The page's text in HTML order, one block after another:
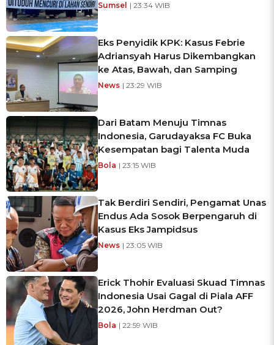
Sumsel | 23:34 WIB
Eks Penyidik KPK: Kasus Febrie
Adriansyah Harus Dikembangkan
ke Atas, Bawah, dan Samping
News | 23:29 WIB
Dari Batam Menuju Timnas
Indonesia, Garudayaksa FC Buka
Kesempatan bagi Talenta Muda
Bola | 23:15 WIB
Tak Berdiri Sendiri, Pengamat Unas
Endus Ada Sosok Berpengaruh di
Kasus Eks Jampidsus
News | 23:05 WIB
Erick Thohir Evaluasi Skuad Timnas
Indonesia Usai Gagal di Piala AFF
2026, John Herdman Out?
Bola | 22:59 WIB